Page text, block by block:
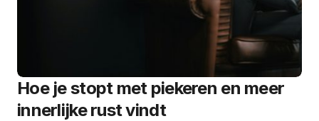
Hoe je stopt met piekeren en meer
innerlijke rust vindt